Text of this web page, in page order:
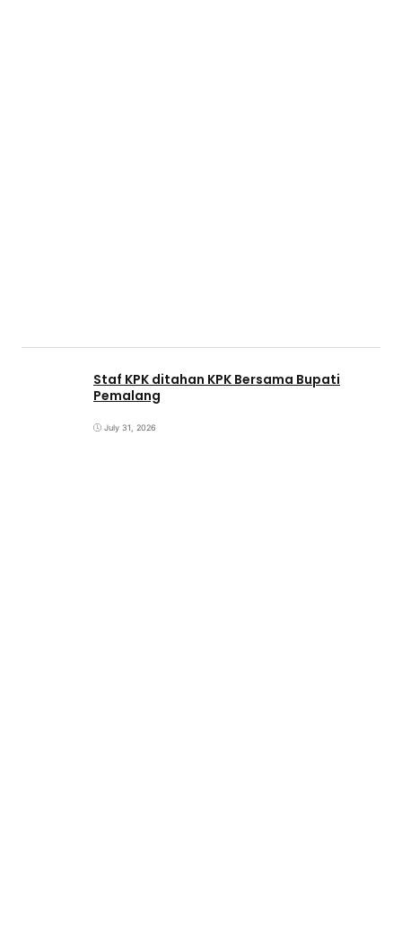
Staf KPK ditahan KPK Bersama Bupati
Pemalang
July 31, 2026